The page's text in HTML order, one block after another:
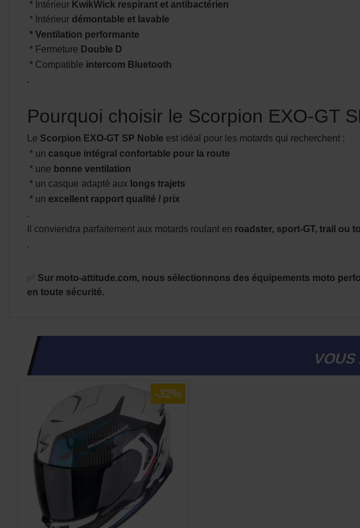
* Intérieur KwikWick respirant et antibactérien
* Intérieur démontable et lavable
* Ventilation performante
* Fermeture Double D
* Compatible intercom Bluetooth
.
Pourquoi choisir le Scorpion EXO-GT
Le Scorpion EXO-GT SP Noble est idéal pour les motards qui recherchent :
* un casque intégral confortable pour la route
* une bonne ventilation
* un casque adapté aux longs trajets
* un excellent rapport qualité / prix
.
Il conviendra parfaitement aux motards roulant en roadster, sport-GT, trail ou
.
✅ Sur moto-attitude.com, nous sélectionnons des équipements moto
en toute sécurité.
-32%